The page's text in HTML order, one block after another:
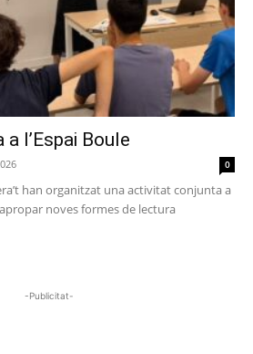
l’Espai Boule
0
han organitzat una activitat conjunta a
apropar noves formes de lectura
-Publicitat-